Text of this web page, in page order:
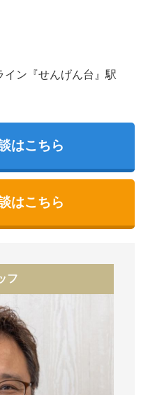
イン『せんげん台』駅
はこちら
はこちら
フ